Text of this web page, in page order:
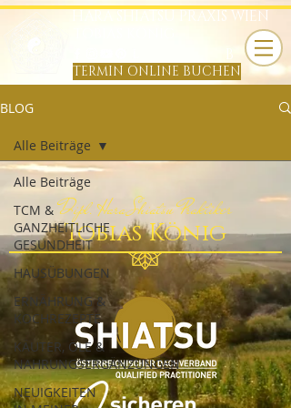
HARA SHIATSU PRAXIS WIEN
TERMIN ONLINE BUCHEN
B
BLOG
Alle Beiträge
TCM &
GANZHEITLICHE
GESUNDHEIT
HAUSÜBUNGEN
ERNÄHRUNG &
KOCHREZEPTE
KÄUTER, ÖLE &
NAHRUNGSERGÄNZUNGEN
NEUIGKEITEN
Alle Beiträge
Dipl. Hara Shiatsu Praktiker
Tobias König